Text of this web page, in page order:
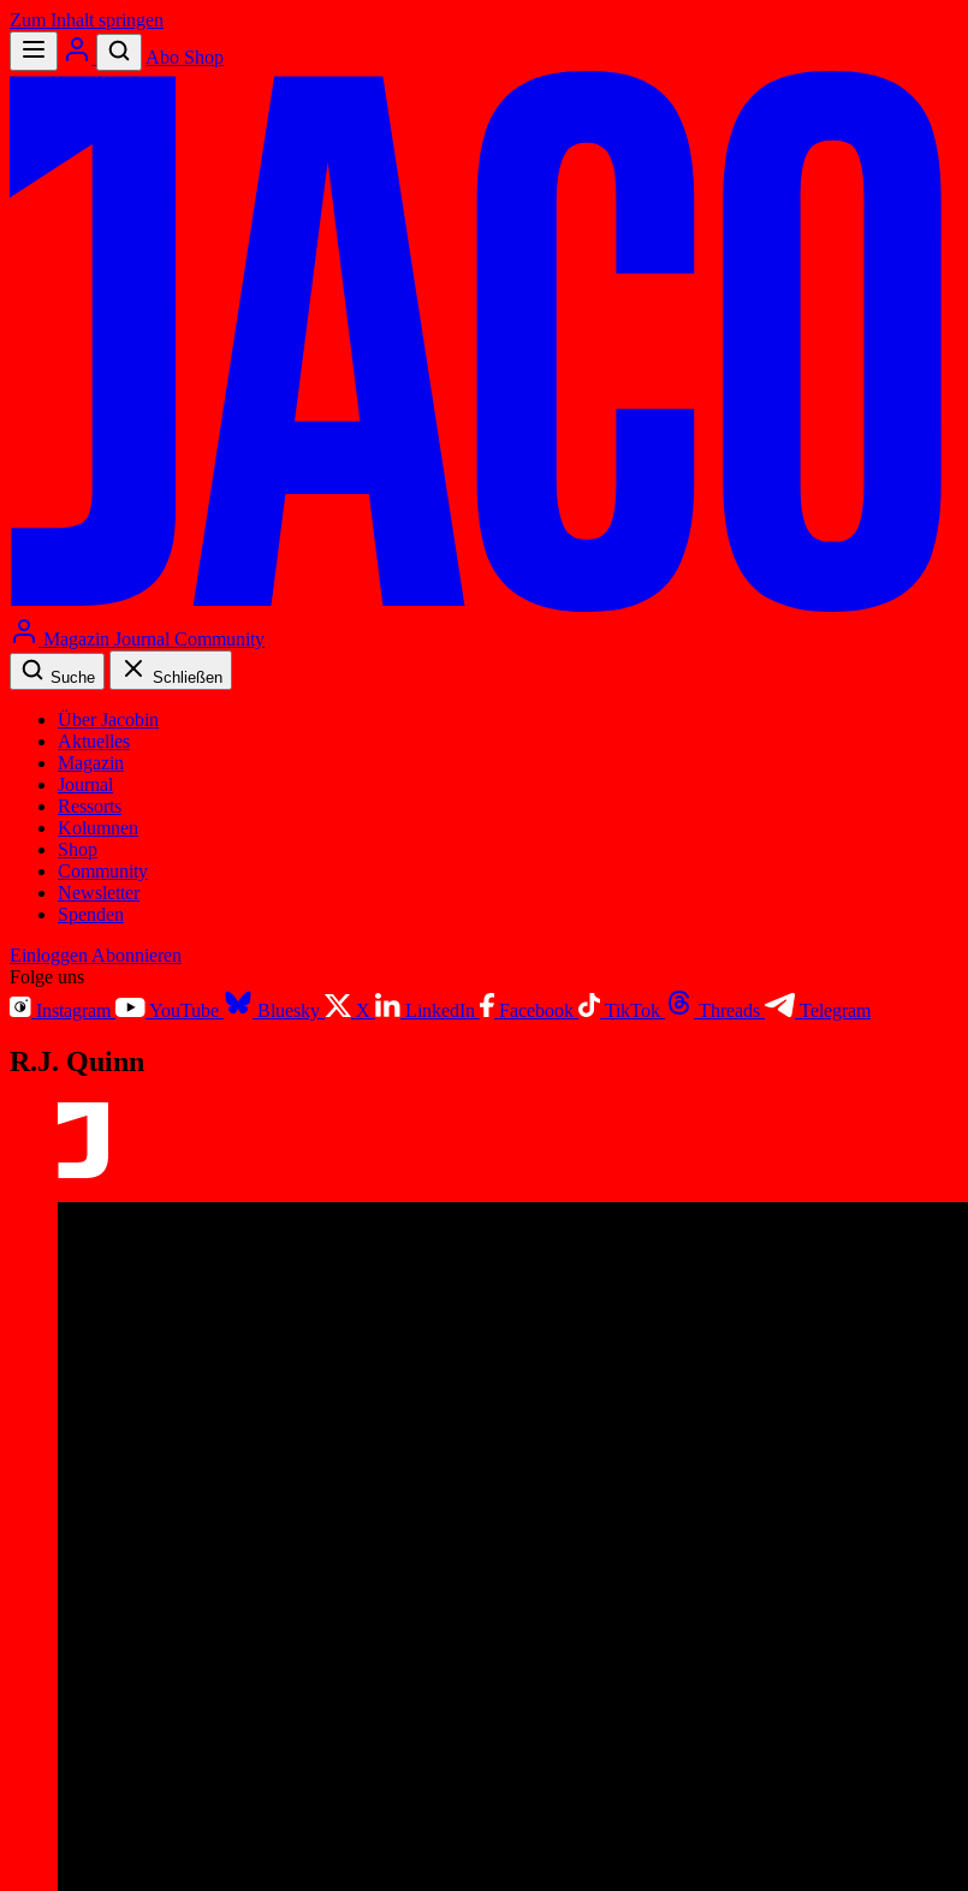
Zum Inhalt springen
Abo Shop
Magazin Journal Community
Suche Schließen
Über Jacobin
Aktuelles
Magazin
Journal
Ressorts
Kolumnen
Shop
Community
Newsletter
Spenden
Einloggen Abonnieren
Folge uns
Instagram
YouTube Bluesky X LinkedIn Facebook TikTok Threads Telegram
R.J. Quinn